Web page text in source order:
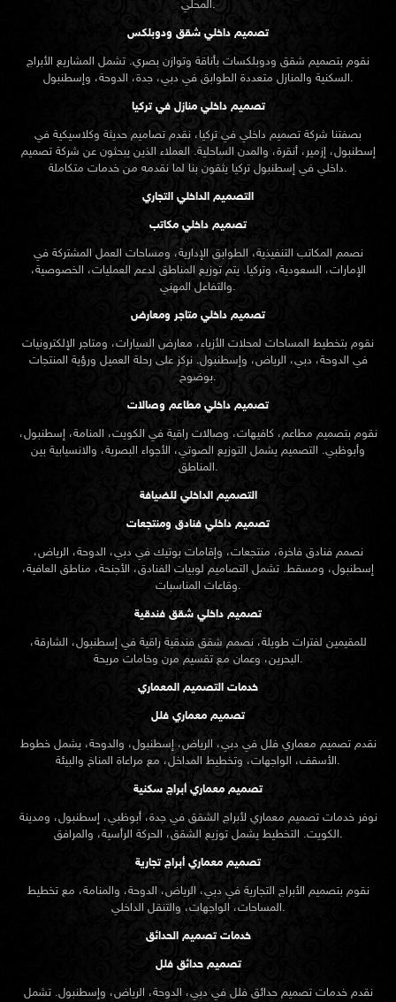
المحلي.
تصميم داخلي شقق ودوبلكس
نقوم بتصميم شقق ودوبلكسات بأناقة وتوازن بصري. تشمل المشاريع الأبراج
السكنية والمنازل متعددة الطوابق في دبي، جدة، الدوحة، وإسطنبول.
تصميم داخلي منازل في تركيا
بصفتنا شركة تصميم داخلي في تركيا، نقدم تصاميم حديثة وكلاسيكية في
إسطنبول، إزمير، أنقرة، والمدن الساحلية. العملاء الذين يبحثون عن شركة تصميم
داخلي في إسطنبولتركيا يثقون بنا لما نقدمه من خدمات متكاملة.
التصميم الداخلي التجاري
تصميم داخلي مكاتب
نصمم المكاتب التنفيذية، الطوابق الإدارية، ومساحات العمل المشتركة في
الإمارات، السعودية، وتركيا. يتم توزيع المناطق لدعم العمليات، الخصوصية،
والتفاعل المهني.
تصميم داخلي متاجر ومعارض
نقوم بتخطيط المساحات لمحلات الأزياء، معارض السيارات، ومتاجر الإلكترونيات
في الدوحة، دبي، الرياض، وإسطنبول. نركز على رحلة العميل ورؤية المنتجات
بوضوح.
تصميم داخلي مطاعم وصالات
نقوم بتصميم مطاعم، كافيهات، وصالات راقية في الكويت، المنامة، إسطنبول،
وأبوظبي. التصميم يشمل التوزيع الصوتي، الأجواء البصرية، والانسيابية بين
المناطق.
التصميم الداخلي للضيافة
تصميم داخلي فنادق ومنتجعات
نصمم فنادق فاخرة، منتجعات، وإقامات بوتيك في دبي، الدوحة، الرياض،
إسطنبول، ومسقط. تشمل التصاميم لوبيات الفنادق، الأجنحة، مناطق العافية،
وقاعات المناسبات.
تصميم داخلي شقق فندقية
للمقيمين لفترات طويلة، نصمم شقق فندقية راقية في إسطنبول، الشارقة،
البحرين، وعمان مع تقسيم مرن وخامات مريحة.
خدمات التصميم المعماري
تصميم معماري فلل
نقدمتصميم معماري فلل في دبي، الرياض، إسطنبول، والدوحة، يشمل خطوط
الأسقف، الواجهات، وتخطيط المداخل، مع مراعاة المناخ والبيئة.
تصميم معماري أبراج سكنية
نوفر خدمات تصميم معماري لأبراج الشقق في جدة، أبوظبي، إسطنبول، ومدينة
الكويت. التخطيط يشمل توزيع الشقق، الحركة الرأسية، والمرافق.
تصميم معماري أبراج تجارية
نقوم بتصميم الأبراج التجارية في دبي، الرياض، الدوحة، والمنامة، مع تخطيط
المساحات، الواجهات، والتنقل الداخلي.
خدمات تصميم الحدائق
تصميم حدائق فلل
نقدم خدماتتصميم حدائق فلل في دبي، الدوحة، الرياض، وإسطنبول. تشمل